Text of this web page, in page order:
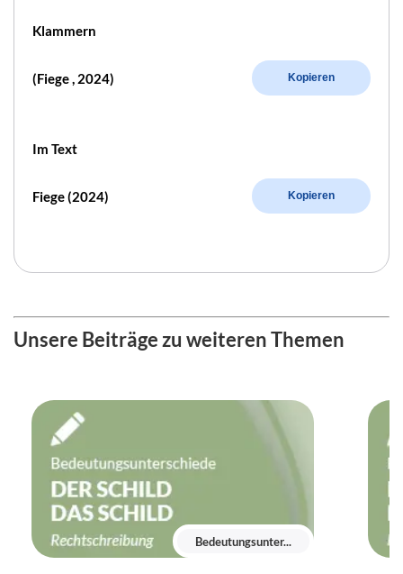
Klammern
(Fiege , 2024) Kopieren
Im Text
Fiege (2024) Kopieren
Unsere Beiträge zu weiteren Themen
Bedeutungsunter...